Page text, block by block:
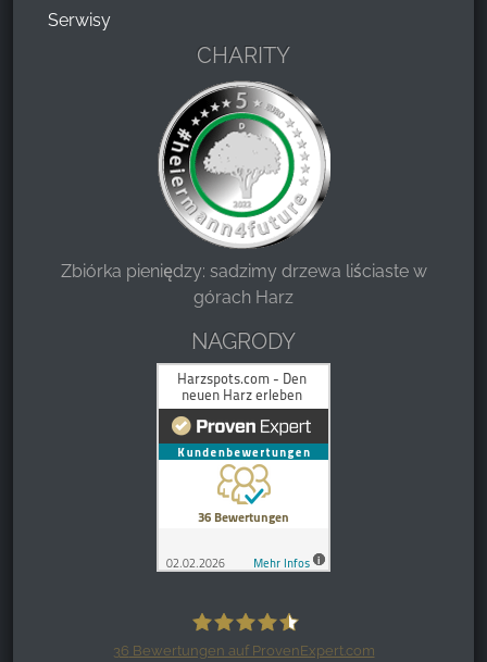
Serwisy
CHARITY
Zbiórka pieniędzy: sadzimy drzewa liściaste w
górach Harz
NAGRODY
36 Bewertungen auf ProvenExpert.com